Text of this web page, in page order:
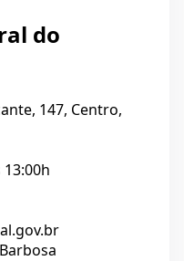
do
147, Centro,